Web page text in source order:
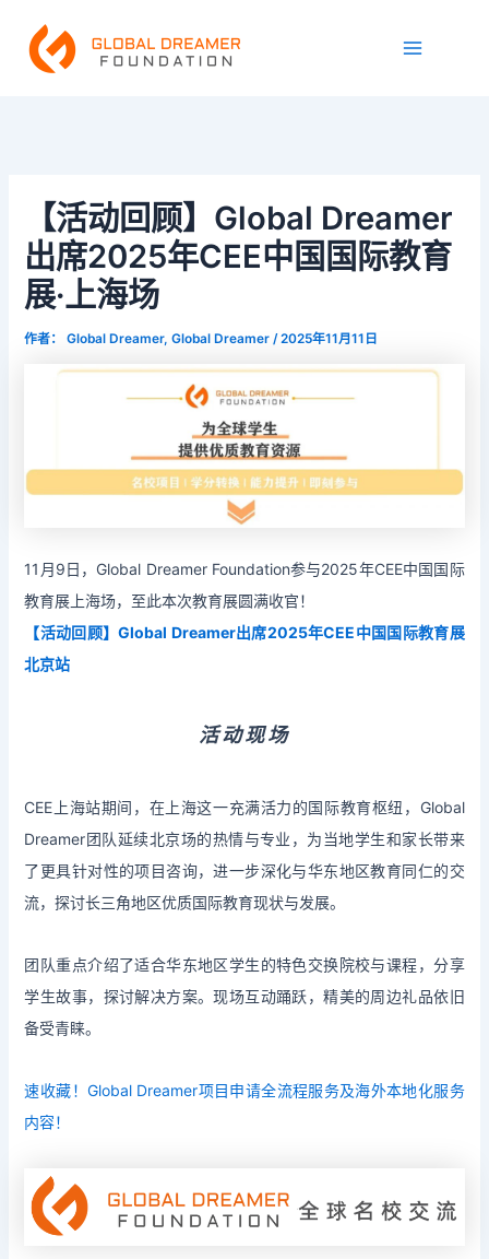
Menu
【活动回顾】Global Dreamer
出席2025年CEE中国国际教育
展·上海场
作者： Global Dreamer, Global Dreamer/2025年11月11日
11月9日， Global Dreamer Foundation参与2025年CEE中国国际
教育展上海场，至此本次教育展圆满收官！
【活动回顾】Global Dreamer出席2025年CEE中国国际教育展
北京站
活动现场
CEE上海站期间， 在上海这一充满活力的国际教育枢纽， Global
Dreamer团队延续北京场的热情与专业，为当地学生和家长带来
了更具针对性的项目咨询，进一步深化与华东地区教育同仁的交
流，探讨长三角地区优质国际教育现状与发展。
团队重点介绍了适合华东地区学生的特色交换院校与课程，分享
学生故事，探讨解决方案。现场互动踊跃，精美的周边礼品依旧
备受青睐。
速收藏！Global Dreamer项目申请全流程服务及海外本地化服务
内容！